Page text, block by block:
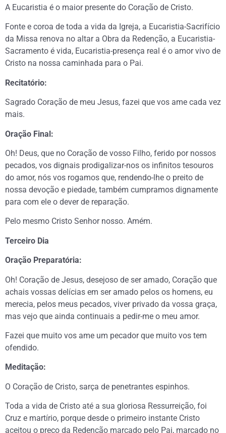
A Eucaristia é o maior presente do Coração de Cristo.
Fonte e coroa de toda a vida da Igreja, a Eucaristia-Sacrifício
da Missa renova no altar a Obra da Redenção, a Eucaristia-
Sacramento é vida, Eucaristia-presença real é o amor vivo de
Cristo na nossa caminhada para o Pai.
Recitatório:
Sagrado Coração de meu Jesus, fazei que vos ame cada vez
mais.
Oração Final:
Oh! Deus, que no Coração de vosso Filho, ferido por nossos
pecados, vos dignais prodigalizar-nos os infinitos tesouros
do amor, nós vos rogamos que, rendendo-lhe o preito de
nossa devoção e piedade, também cumpramos dignamente
para com ele o dever de reparação.
Pelo mesmo Cristo Senhor nosso. Amém.
Terceiro Dia
Oração Preparatória:
Oh! Coração de Jesus, desejoso de ser amado, Coração que
achais vossas delícias em ser amado pelos os homens, eu
merecia, pelos meus pecados, viver privado da vossa graça,
mas vejo que ainda continuais a pedir-me o meu amor.
Fazei que muito vos ame um pecador que muito vos tem
ofendido.
Meditação:
O Coração de Cristo, sarça de penetrantes espinhos.
Toda a vida de Cristo até a sua gloriosa Ressurreição, foi
Cruz e martírio, porque desde o primeiro instante Cristo
aceitou o preço da Redenção marcado pelo Pai, marcado no